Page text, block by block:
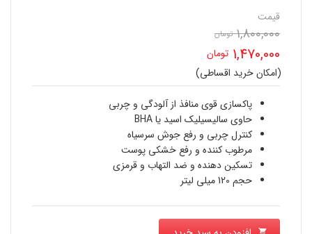
قیمت
1,800,000 تومان
اصلی
1,800,000 تومان
بود.
1,470,000 تومان
قیمت
فعلی
1,470,000 تومان
است.
(امکان خرید اقساطی)
پاکسازی قوی منافذ از آلودگی و چربی
حاوی سالیسیلیک اسید یا BHA
کنترل چربی و رفع جوش‌ سرسیاه
مرطوب کننده و رفع خشکی پوست
تسکین دهنده و ضد التهاب و قرمزی
حجم 120 میلی لیتر